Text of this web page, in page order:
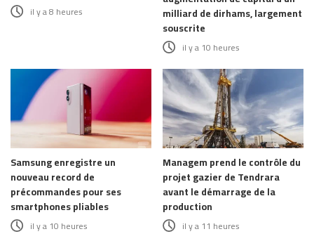
il y a 8 heures
milliard de dirhams, largement
souscrite
il y a 10 heures
Samsung enregistre un
nouveau record de
précommandes pour ses
smartphones pliables
il y a 10 heures
Managem prend le contrôle du
projet gazier de Tendrara
avant le démarrage de la
production
il y a 11 heures